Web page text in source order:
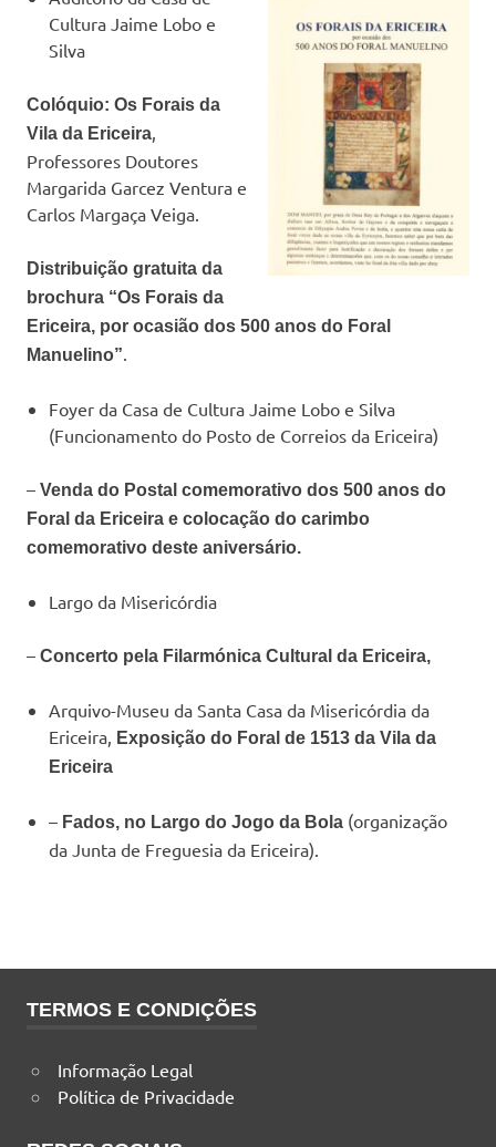
Cultura Jaime Lobo e
Silva
Colóquio: Os Forais da
Vila da Ericeira,
Professores Doutores
Margarida Garcez Ventura e
Carlos Margaça Veiga.
Distribuição gratuita da
brochura “Os Forais da
Ericeira, por ocasião dos 500 anos do Foral
Manuelino”.
Foyer da Casa de Cultura Jaime Lobo e Silva
(Funcionamento do Posto de Correios da Ericeira)
– Venda do Postal comemorativo dos 500 anos do
Foral da Ericeira e colocação do carimbo
comemorativo deste aniversário.
Largo da Misericórdia
– Concerto pela Filarmónica Cultural da Ericeira,
Arquivo-Museu da Santa Casa da Misericórdia da
Ericeira, Exposição do Foral de 1513 da Vila da
Ericeira
– Fados, no Largo do Jogo da Bola (organização
da Junta de Freguesia da Ericeira).
TERMOS E CONDIÇÕES
Informação Legal
Política de Privacidade